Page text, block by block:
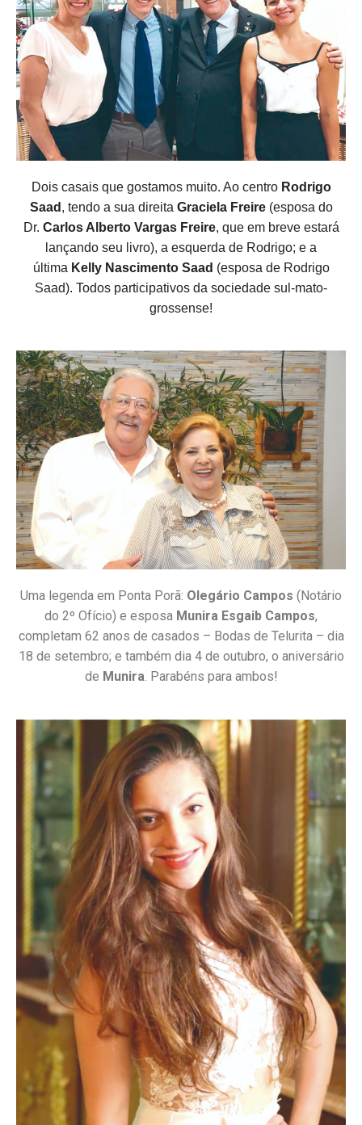
Dois casais que gostamos muito. Ao centro Rodrigo
Saad , tendo a sua direita Graciela Freire(esposa do
Dr. Carlos Alberto Vargas Freire, que em breve estará
lançando seu livro), a esquerda de Rodrigo; e a
última Kelly Nascimento Saad (esposa de Rodrigo
Saad). Todos participativos da sociedade sul-mato-
grossense!
Uma legenda em Ponta Porã: Olegário Campos (Notário
do 2º Ofício) e esposa Munira Esgaib Campos,
completam 62 anos de casados – Bodas de Telurita – dia
18 de setembro; e também dia 4 de outubro, o aniversário
de Munira. Parabéns para ambos!